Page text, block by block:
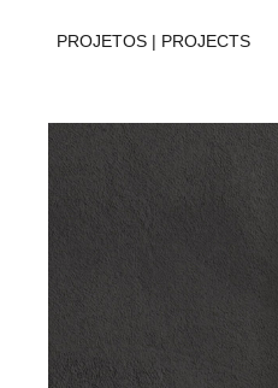
PROJETOS | PROJECTS